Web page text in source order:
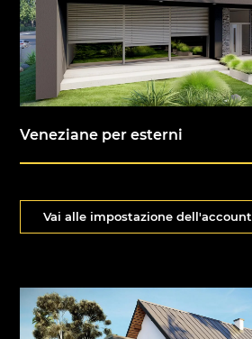
Veneziane per esterni
Vai alle impostazione dell'account